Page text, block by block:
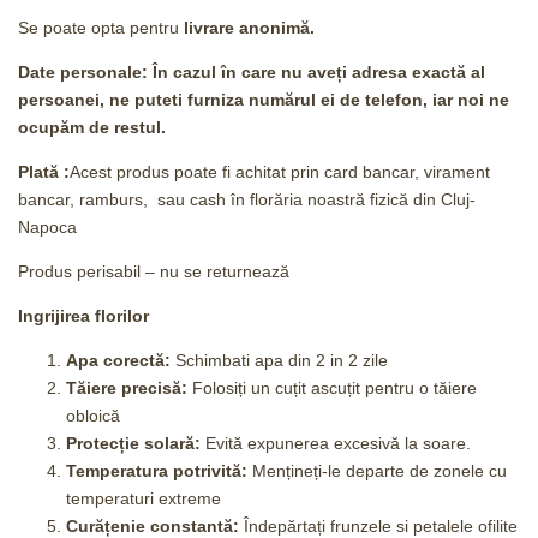
Se poate opta pentru livrare anonimă.
Date personale: În cazul în care nu aveți adresa exactă al
persoanei, ne puteti furniza numărul ei de telefon, iar noi ne
ocupăm de restul.
Plată :Acest produs poate fi achitat prin card bancar, virament
bancar, ramburs, sau cash în florăria noastră fizică din Cluj-
Napoca
Produs perisabil – nu se returnează
Ingrijirea florilor
Apa corectă: Schimbati apa din 2 in 2 zile
Tăiere precisă: Folosiți un cuțit ascuțit pentru o tăiere
obloică
Protecție solară: Evită expunerea excesivă la soare.
Temperatura potrivită: Mențineți-le departe de zonele cu
temperaturi extreme
Curățenie constantă: Îndepărtați frunzele si petalele ofilite